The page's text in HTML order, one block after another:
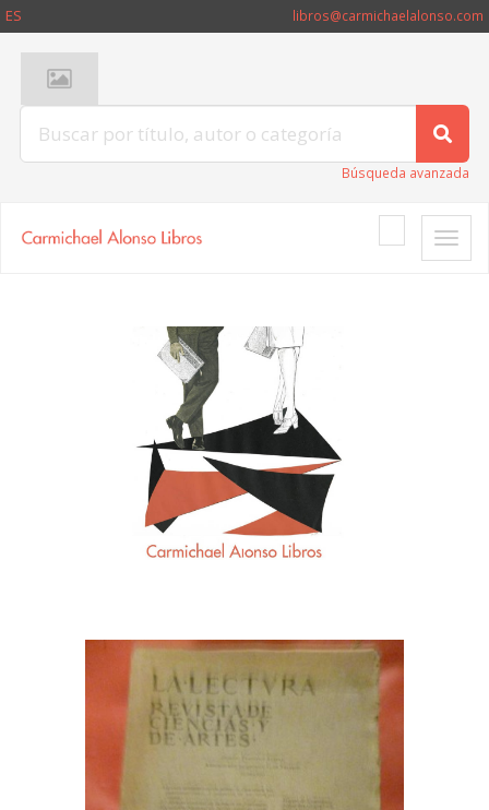
ES libros@carmichaelalonso.com
Búsqueda avanzada
Toggle